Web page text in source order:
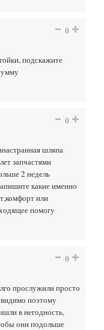
0
подскажите
0
шляпа
запчастями
2 недель
какие именно
или
помогу
0
прослужили просто
поэтому
в негодность,
они подольше